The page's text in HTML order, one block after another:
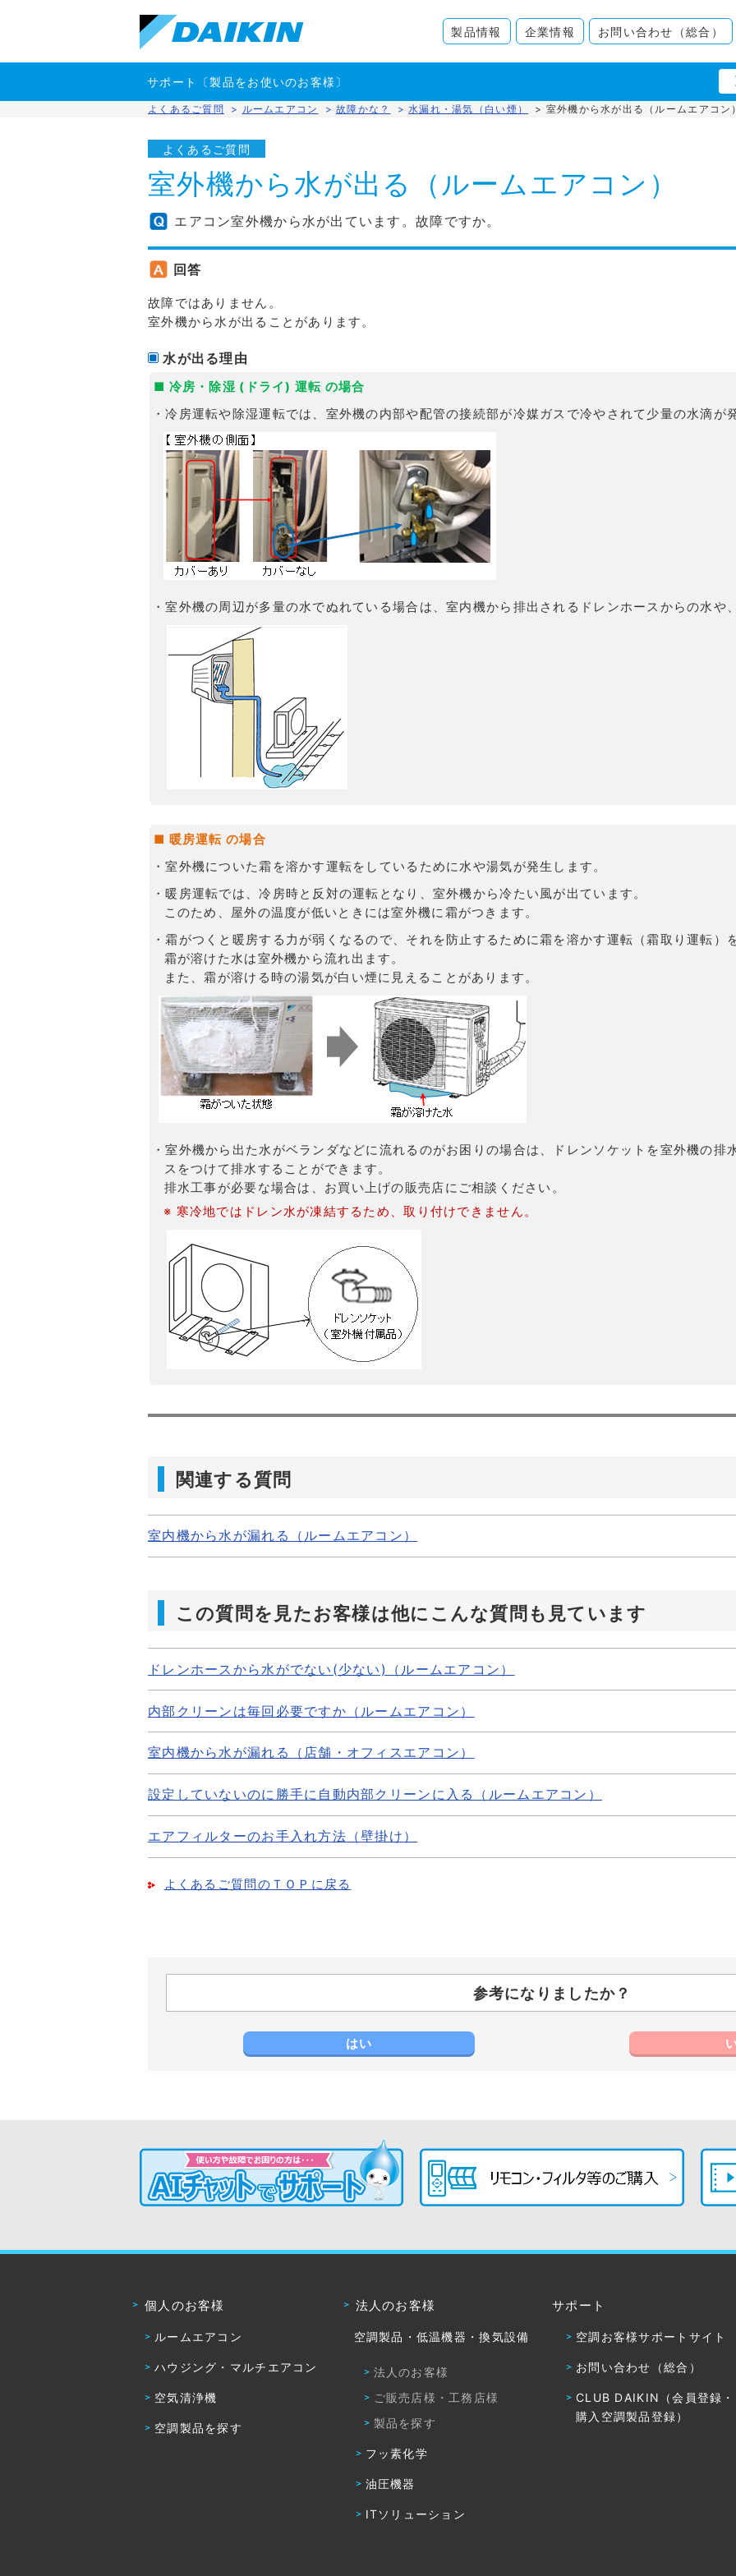
製品情報 企業情報 お問い合わせ（総合）
サポート〔製品をお使いのお客様〕
よくあるご質問 > ルームエアコン > 故障かな？ > 水漏れ・湯気（白い煙） > 室外機から水が出る（ルームエアコン）
よくあるご質問
室外機から水が出る（ルームエアコン）
エアコン室外機から水が出ています。故障ですか。
回答
故障ではありません。
室外機から水が出ることがあります。
水が出る理由
■ 冷房・除湿 (ドライ) 運転 の場合
・冷房運転や除湿運転では、室外機の内部や配管の接続部が冷媒ガスで冷やされて少量の水滴が
・室外機の周辺が多量の水でぬれている場合は、室内機から排出されるドレンホースからの水や
■ 暖房運転 の場合
・室外機についた霜を溶かす運転をしているために水や湯気が発生します。
・暖房運転では、冷房時と反対の運転となり、室外機から冷たい風が出ています。
このため、屋外の温度が低いときには室外機に霜がつきます。
・霜がつくと暖房する力が弱くなるので、それを防止するために霜を溶かす運転（霜取り運転）
霜が溶けた水は室外機から流れ出ます。
また、霜が溶ける時の湯気が白い煙に見えることがあります。
・室外機から出た水がベランダなどに流れるのがお困りの場合は、ドレンソケットを室外機の排
スをつけて排水することができます。
排水工事が必要な場合は、お買い上げの販売店にご相談ください。
※ 寒冷地ではドレン水が凍結するため、取り付けできません。
関連する質問
室内機から水が漏れる（ルームエアコン）
この質問を見たお客様は他にこんな質問も見ています
ドレンホースから水がでない(少ない)（ルームエアコン）
内部クリーンは毎回必要ですか（ルームエアコン）
室内機から水が漏れる（店舗・オフィスエアコン）
設定していないのに勝手に自動内部クリーンに入る（ルームエアコン）
エアフィルターのお手入れ方法（壁掛け）
よくあるご質問のＴＯＰに戻る
参考になりましたか？
はい
個人のお客様
ルームエアコン
ハウジング・マルチエアコン
空気清浄機
空調製品を探す
法人のお客様
空調製品・低温機器・換気設備
法人のお客様
ご販売店様・工務店様
製品を探す
フッ素化学
油圧機器
ITソリューション
サポート
空調お客様サポートサイト
お問い合わせ（総合）
CLUB DAIKIN（会員登録
購入空調製品登録）